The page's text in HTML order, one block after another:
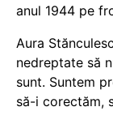
anul 1944 pe
Aura
nedreptate să
sunt. Suntem
să-i corectăm,